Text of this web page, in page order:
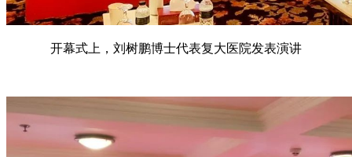
开幕式上，刘树鹏博士代表复大医院发表演讲